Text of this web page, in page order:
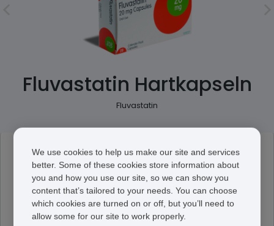
Fluvastatin Hartkapseln
Fluvastatin
Fluvastatin
20 mg
20 mg Fluvastatin ist in den meisten Fällen die
empfohlene Anfangsdosis. Diese Kapseln können, wie
von Ihrem Arzt verschrieben, einmal oder zweimal pro
We use cookies to help us make our site and services
better. Some of these cookies store information about
you and how you use our site, so we can show you
content that’s tailored to your needs. You can choose
which cookies are turned on or off, but you’ll need to
allow some for our site to work properly.